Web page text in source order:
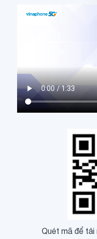
Quét mã để tải